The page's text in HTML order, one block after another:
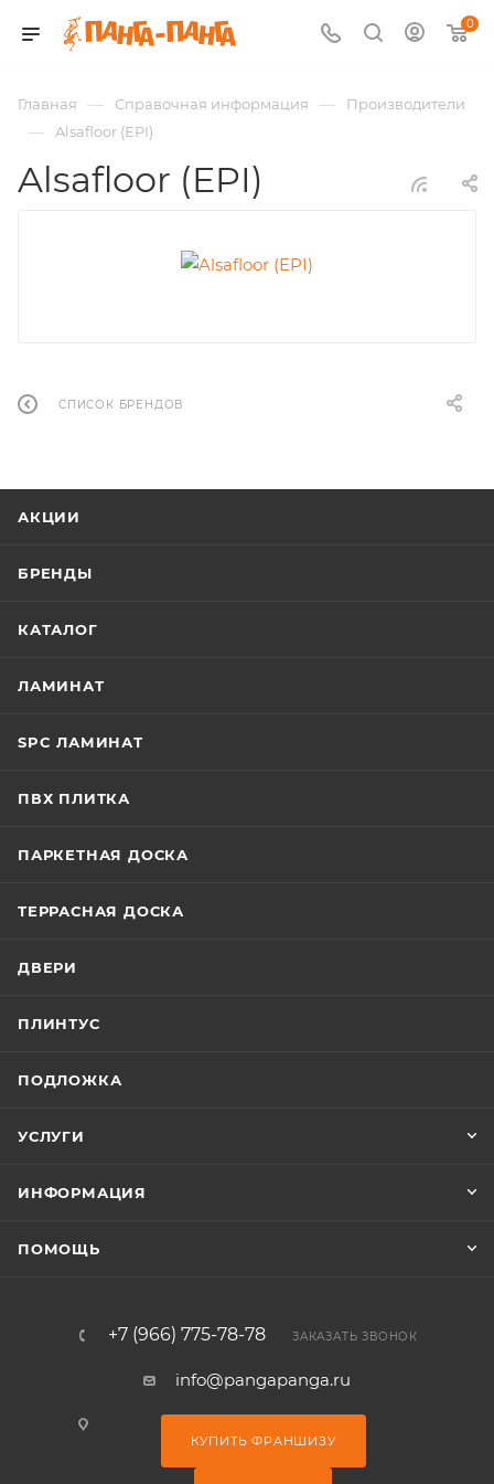
0
Главная — Справочная информация — Производители
— Alsafloor (EPI)
Alsafloor (EPI)
СПИСОК БРЕНДОВ
АКЦИИ
БРЕНДЫ
КАТАЛОГ
ЛАМИНАТ
SPC ЛАМИНАТ
ПВХ ПЛИТКА
ПАРКЕТНАЯ ДОСКА
ТЕРРАСНАЯ ДОСКА
ДВЕРИ
ПЛИНТУС
ПОДЛОЖКА
УСЛУГИ
ИНФОРМАЦИЯ
ПОМОЩЬ
+7 (966) 775-78-78 ЗАКАЗАТЬ ЗВОНОК
info@pangapanga.ru
КУПИТЬ ФРАНШИЗУ